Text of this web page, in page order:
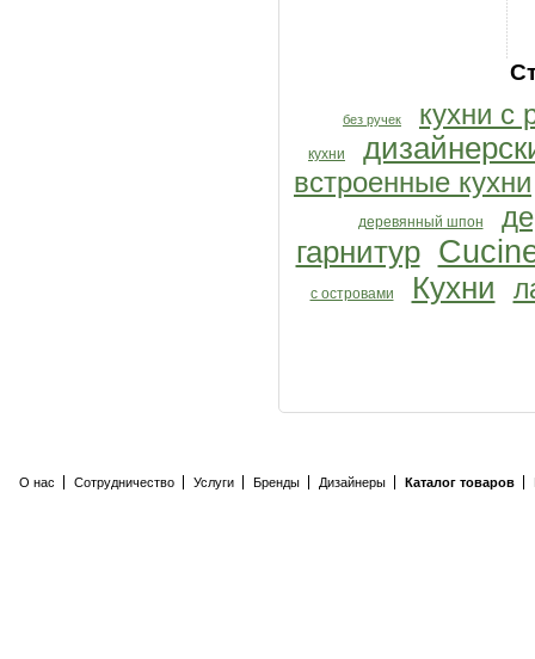
без ручек кухни с
кухни
встроенные кухни
деревянный шпон
гарнитур
с островами Кухни
О нас Сотрудничество Услуги Бренды Дизайнеры Каталог товаров